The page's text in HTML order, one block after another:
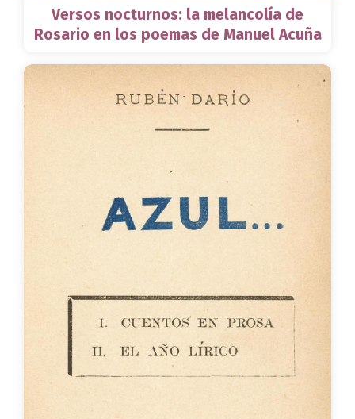
Versos nocturnos: la melancolía de
Rosario en los poemas de Manuel Acuña